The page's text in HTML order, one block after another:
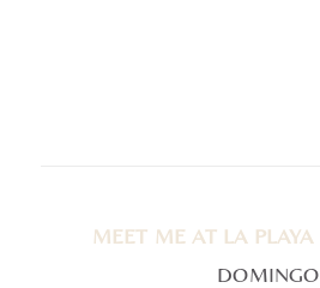
MEET ME AT LA PLAYA
DOMINGO